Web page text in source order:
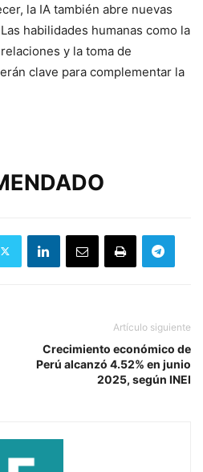
la IA también abre nuevas
habilidades humanas como la
y la toma de
clave para complementar la
Artículo siguiente
Crecimiento económico de
Perú alcanzó 4.52% en junio
2025, según INEI